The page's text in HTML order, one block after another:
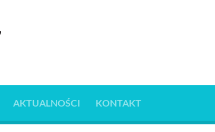
AKTUALNOŚCI KONTAKT